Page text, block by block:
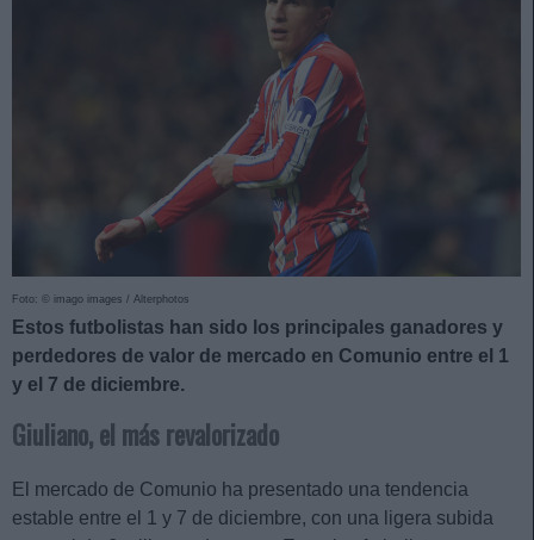
Foto: © imago images / Alterphotos
Estos futbolistas han sido los principales ganadores y
perdedores de valor de mercado en Comunio entre el 1
y el 7 de diciembre.
Giuliano, el más revalorizado
El mercado de Comunio ha presentado una tendencia
estable entre el 1 y 7 de diciembre, con una ligera subida